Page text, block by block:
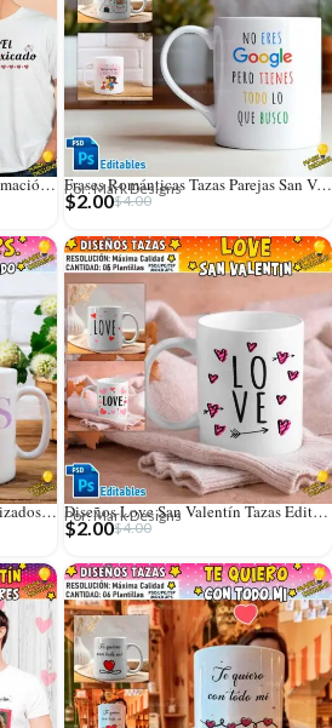
Parejas Camisetas Diseños Sublimación Editables Frases Románticas Tazas Parejas San Valentín
Por: Mark Designs
$4.00
$2.00
Diseños Mr. Mrs. Tazas Personalizados Editables Diseños Love San Valentín Tazas Editables
Por: Mark Designs
$4.00
$2.00